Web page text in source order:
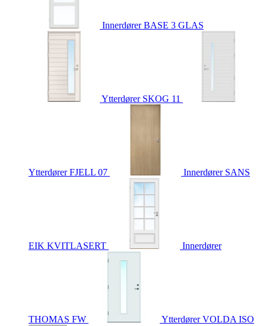
InnerdørerBASE 3 GLAS
Ytterdører SKOG 11
YtterdørerFJELL 07 Innerdører SANS
EIK KVITLASERT Innerdører
THOMAS FW YtterdørerVOLDA ISO